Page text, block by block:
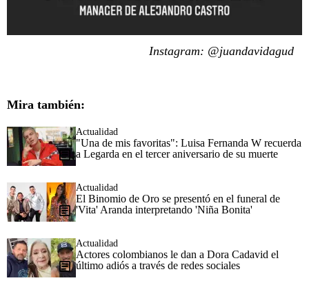
Instagram: @juandavidagud
Mira también:
Actualidad
"Una de mis favoritas": Luisa Fernanda W recuerda
a Legarda en el tercer aniversario de su muerte
Actualidad
El Binomio de Oro se presentó en el funeral de
'Vita' Aranda interpretando 'Niña Bonita'
Actualidad
Actores colombianos le dan a Dora Cadavid el
último adiós a través de redes sociales